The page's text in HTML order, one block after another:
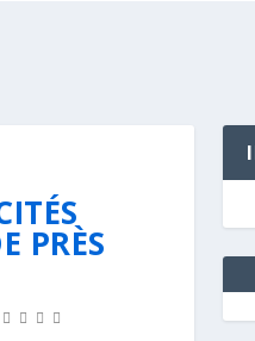
PRÈS